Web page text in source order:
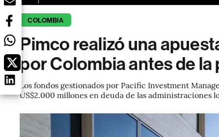
COLOMBIA
Pimco realizó una
por Colombia antes de la
Los fondos gestionados por Pacific Investment
US$2.000 millones en deuda de las administraciones